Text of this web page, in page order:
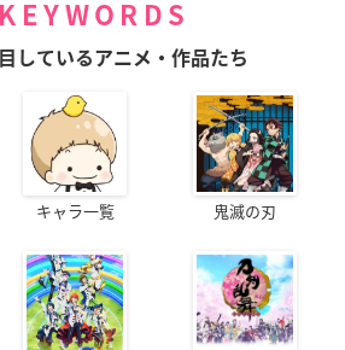
KEYWORDS
しているアニメ・作品たち
キャラ一覧 鬼滅の刃